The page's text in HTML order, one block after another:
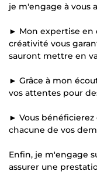
je m'engage à vous
► Mon expertise en
créativité vous
sauront mettre en
► Grâce à mon
vos attentes pour
► Vous
chacune de vos
Enfin, je m'engage
assurer une